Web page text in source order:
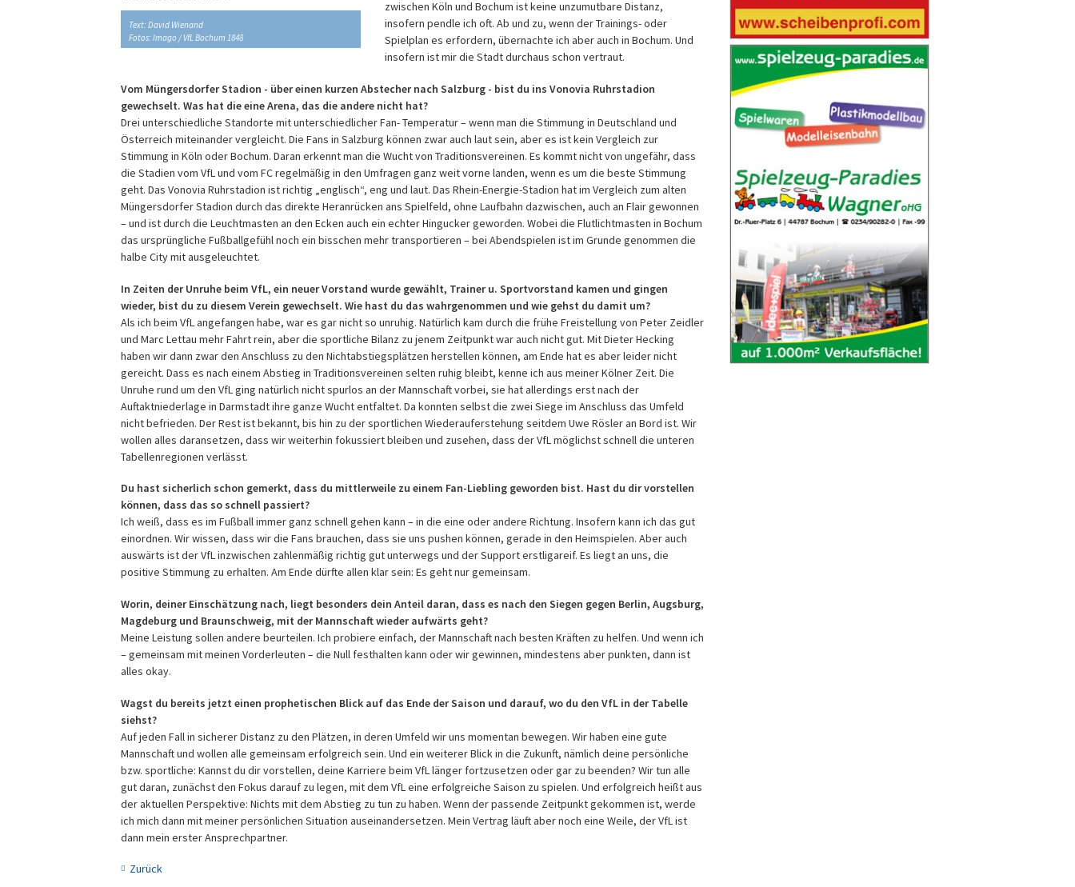
Text: David Wienand
Fotos: Imago / VfL Bochum 1848
zwischen Köln und Bochum ist keine unzumutbare Distanz,
insofern pendle ich oft. Ab und zu, wenn der Trainings- oder
Spielplan es erfordern, übernachte ich aber auch in Bochum. Und
insofern ist mir die Stadt durchaus schon vertraut.
Vom Müngersdorfer Stadion - über einen kurzen Abstecher nach Salzburg - bist du ins Vonovia Ruhrstadion
gewechselt. Was hat die eine Arena, das die andere nicht hat?
Drei unterschiedliche Standorte mit unterschiedlicher Fan- Temperatur – wenn man die Stimmung in Deutschland und
Österreich miteinander vergleicht. Die Fans in Salzburg können zwar auch laut sein, aber es ist kein Vergleich zur
Stimmung in Köln oder Bochum. Daran erkennt man die Wucht von Traditionsvereinen. Es kommt nicht von ungefähr, dass
die Stadien vom VfL und vom FC regelmäßig in den Umfragen ganz weit vorne landen, wenn es um die beste Stimmung
geht. Das Vonovia Ruhrstadion ist richtig „englisch“, eng und laut. Das Rhein-Energie-Stadion hat im Vergleich zum alten
Müngersdorfer Stadion durch das direkte Heranrücken ans Spielfeld, ohne Laufbahn dazwischen, auch an Flair gewonnen
– und ist durch die Leuchtmasten an den Ecken auch ein echter Hingucker geworden. Wobei die Flutlichtmasten in Bochum
das ursprüngliche Fußballgefühl noch ein bisschen mehr transportieren – bei Abendspielen ist im Grunde genommen die
halbe City mit ausgeleuchtet.
In Zeiten der Unruhe beim VfL, ein neuer Vorstand wurde gewählt, Trainer u. Sportvorstand kamen und gingen
wieder, bist du zu diesem Verein gewechselt. Wie hast du das wahrgenommen und wie gehst du damit um?
Als ich beim VfL angefangen habe, war es gar nicht so unruhig. Natürlich kam durch die frühe Freistellung von Peter Zeidler
und Marc Lettau mehr Fahrt rein, aber die sportliche Bilanz zu jenem Zeitpunkt war auch nicht gut. Mit Dieter Hecking
haben wir dann zwar den Anschluss zu den Nichtabstiegsplätzen herstellen können, am Ende hat es aber leider nicht
gereicht. Dass es nach einem Abstieg in Traditionsvereinen selten ruhig bleibt, kenne ich aus meiner Kölner Zeit. Die
Unruhe rund um den VfL ging natürlich nicht spurlos an der Mannschaft vorbei, sie hat allerdings erst nach der
Auftaktniederlage in Darmstadt ihre ganze Wucht entfaltet. Da konnten selbst die zwei Siege im Anschluss das Umfeld
nicht befrieden. Der Rest ist bekannt, bis hin zu der sportlichen Wiederauferstehung seitdem Uwe Rösler an Bord ist. Wir
wollen alles daransetzen, dass wir weiterhin fokussiert bleiben und zusehen, dass der VfL möglichst schnell die unteren
Tabellenregionen verlässt.
Du hast sicherlich schon gemerkt, dass du mittlerweile zu einem Fan-Liebling geworden bist. Hast du dir vorstellen
können, dass das so schnell passiert?
Ich weiß, dass es im Fußball immer ganz schnell gehen kann – in die eine oder andere Richtung. Insofern kann ich das gut
einordnen. Wir wissen, dass wir die Fans brauchen, dass sie uns pushen können, gerade in den Heimspielen. Aber auch
auswärts ist der VfL inzwischen zahlenmäßig richtig gut unterwegs und der Support erstligareif. Es liegt an uns, die
positive Stimmung zu erhalten. Am Ende dürfte allen klar sein: Es geht nur gemeinsam.
Worin, deiner Einschätzung nach, liegt besonders dein Anteil daran, dass es nach den Siegen gegen Berlin, Augsburg,
Magdeburg und Braunschweig, mit der Mannschaft wieder aufwärts geht?
Meine Leistung sollen andere beurteilen. Ich probiere einfach, der Mannschaft nach besten Kräften zu helfen. Und wenn ich
– gemeinsam mit meinen Vorderleuten – die Null festhalten kann oder wir gewinnen, mindestens aber punkten, dann ist
alles okay.
Wagst du bereits jetzt einen prophetischen Blick auf das Ende der Saison und darauf, wo du den VfL in der Tabelle
siehst?
Auf jeden Fall in sicherer Distanz zu den Plätzen, in deren Umfeld wir uns momentan bewegen. Wir haben eine gute
Mannschaft und wollen alle gemeinsam erfolgreich sein. Und ein weiterer Blick in die Zukunft, nämlich deine persönliche
bzw. sportliche: Kannst du dir vorstellen, deine Karriere beim VfL länger fortzusetzen oder gar zu beenden? Wir tun alle
gut daran, zunächst den Fokus darauf zu legen, mit dem VfL eine erfolgreiche Saison zu spielen. Und erfolgreich heißt aus
der aktuellen Perspektive: Nichts mit dem Abstieg zu tun zu haben. Wenn der passende Zeitpunkt gekommen ist, werde
ich mich dann mit meiner persönlichen Situation auseinandersetzen. Mein Vertrag läuft aber noch eine Weile, der VfL ist
dann mein erster Ansprechpartner.
Zurück